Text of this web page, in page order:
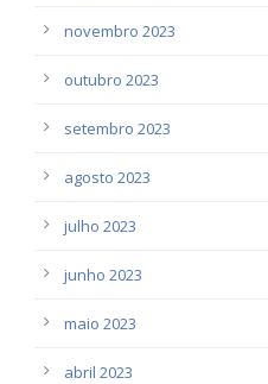
novembro 2023
outubro 2023
setembro 2023
agosto 2023
julho 2023
junho 2023
maio 2023
abril 2023